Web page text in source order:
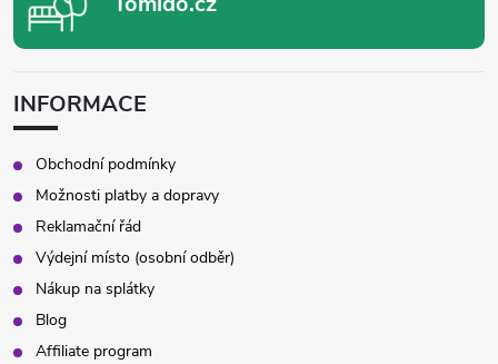
INFORMACE
Obchodní podmínky
Možnosti platby a dopravy
Reklamační řád
Výdejní místo (osobní odběr)
Nákup na splátky
Blog
Affiliate program